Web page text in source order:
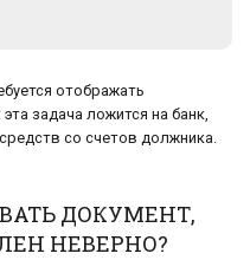
отображать
задача ложится на банк,
со счетов должника.
ДОКУМЕНТ,
НЕВЕРНО?